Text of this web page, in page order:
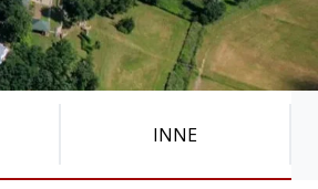
INNE